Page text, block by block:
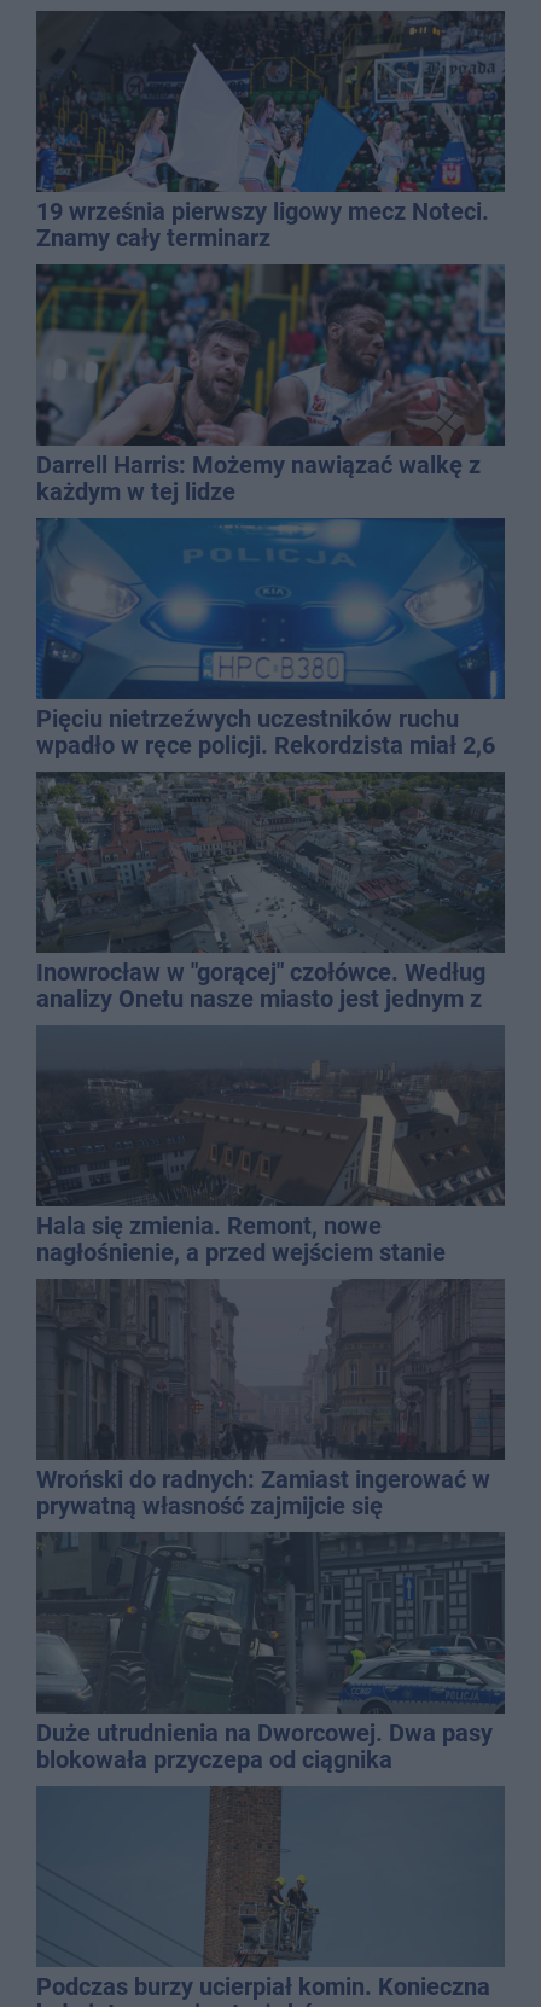
19 września pierwszy ligowy mecz Noteci.
Znamy cały terminarz
Darrell Harris: Możemy nawiązać walkę z
każdym w tej lidze
Pięciu nietrzeźwych uczestników ruchu
wpadło w ręce policji. Rekordzista miał 2,6
promila
Inowrocław w "gorącej" czołówce. Według
analizy Onetu nasze miasto jest jednym z
najbardziej narażonych na upały
Hala się zmienia. Remont, nowe
nagłośnienie, a przed wejściem stanie
QEMETICA ARENA
Wroński do radnych: Zamiast ingerować w
prywatną własność zajmijcie się
gospodarką
Duże utrudnienia na Dworcowej. Dwa pasy
blokowała przyczepa od ciągnika
Podczas burzy ucierpiał komin. Konieczna